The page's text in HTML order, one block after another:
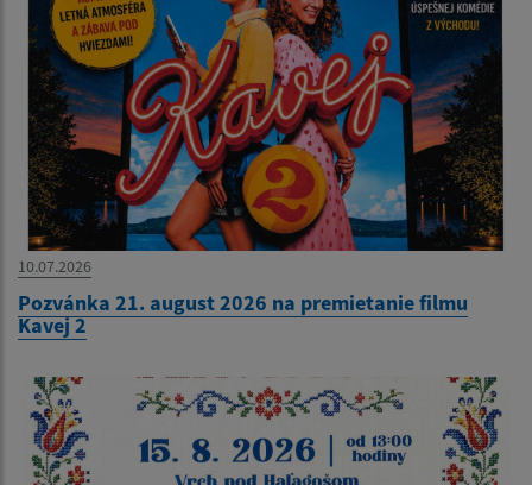
10.07.2026
Pozvánka 21. august 2026 na premietanie filmu
Kavej 2